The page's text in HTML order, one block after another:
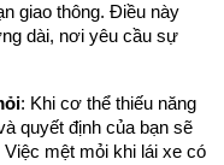
giao thông. Điều này
dài, nơi yêu cầu sự
: Khi cơ thể thiếu năng
quyết định của bạn sẽ
mệt mỏi khi lái xe có